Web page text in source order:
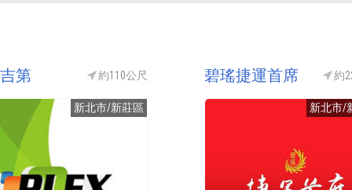
第 約110公尺
新北市/新莊區
碧瑤捷運首席 約
新北市/